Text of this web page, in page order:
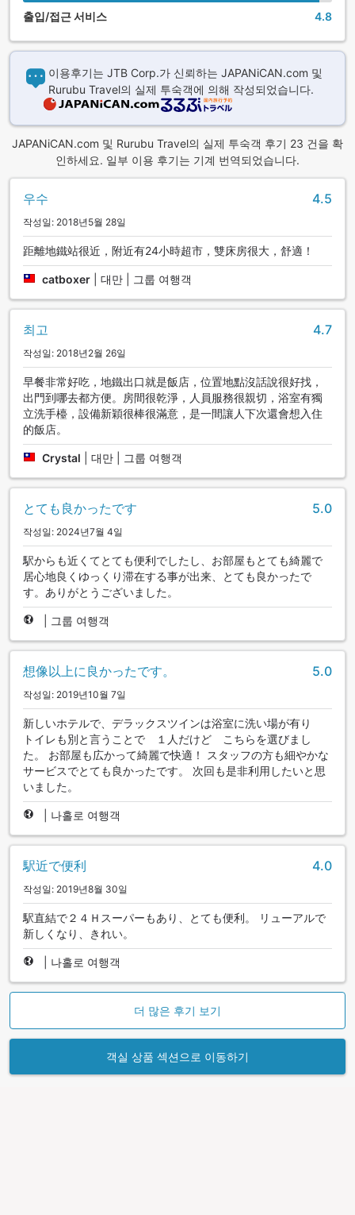
출입/접근 서비스 4.8
이용후기는 JTB Corp.가 신뢰하는 JAPANiCAN.com 및
Rurubu Travel의 실제 투숙객에 의해 작성되었습니다.
JAPANiCAN.com 및 Rurubu Travel의 실제 투숙객 후기 23 건을 확
인하세요. 일부 이용 후기는 기계 번역되었습니다.
우수 4.5
작성일: 2018년5월 28일
距離地鐵站很近，附近有24小時超市，雙床房很大，舒適！
catboxer 대만 | 그룹 여행객
최고 4.7
작성일: 2018년2월 26일
早餐非常好吃，地鐵出口就是飯店，位置地點沒話說很好找，
出門到哪去都方便。房間很乾淨，人員服務很親切，浴室有獨
立洗手檯，設備新穎很棒很滿意，是一間讓人下次還會想入住
的飯店。
Crystal 대만 | 그룹 여행객
とても良かったです 5.0
작성일: 2024년7월 4일
駅からも近くてとても便利でしたし、お部屋もとても綺麗で
居心地良くゆっくり滞在する事が出来、とても良かったで
す。ありがとうございました。
그룹 여행객
想像以上に良かったです。 5.0
작성일: 2019년10월 7일
新しいホテルで、デラックスツインは浴室に洗い場が有り
トイレも別と言うことで １人だけど こちらを選びまし
た。 お部屋も広かって綺麗で快適！ スタッフの方も細やかな
サービスでとても良かったです。 次回も是非利用したいと思
いました。
나홀로 여행객
駅近で便利 4.0
작성일: 2019년8월 30일
駅直結で２４Ｈスーパーもあり、とても便利。 リューアルで
新しくなり、きれい。
나홀로 여행객
더 많은 후기 보기
객실 상품 섹션으로 이동하기